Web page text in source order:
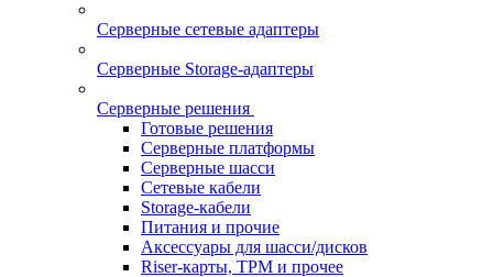
Серверные сетевые адаптеры
Серверные Storage-адаптеры
Серверные решения
Готовые решения
Серверные платформы
Серверные шасси
Сетевые кабели
Storage-кабели
Питания и прочие
Аксессуары для шасси/дисков
Riser-карты, TPM и прочее